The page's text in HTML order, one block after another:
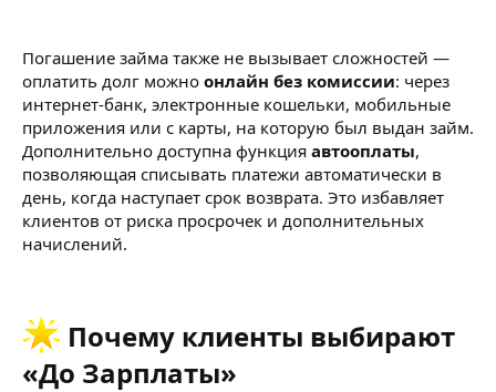
Погашение займа также не вызывает сложностей —
оплатить долг можно онлайн без комиссии: через
интернет-банк, электронные кошельки, мобильные
приложения или с карты, на которую был выдан займ.
Дополнительно доступна функция автооплаты,
позволяющая списывать платежи автоматически в
день, когда наступает срок возврата. Это избавляет
клиентов от риска просрочек и дополнительных
начислений.
Почему клиенты выбирают
«До Зарплаты»​